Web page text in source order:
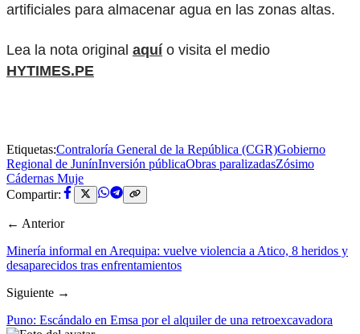
artificiales para almacenar agua en las zonas altas.
Lea la nota original aquí o visita el medio
HYTIMES.PE
Etiquetas:Contraloría General de la República (CGR)Gobierno
Regional de JunínInversión públicaObras paralizadasZósimo
Cádernas Muje
Compartir:
← Anterior
Minería informal en Arequipa: vuelve violencia a Atico, 8 heridos y
desaparecidos tras enfrentamientos
Siguiente →
Puno: Escándalo en Emsa por el alquiler de una retroexcavadora